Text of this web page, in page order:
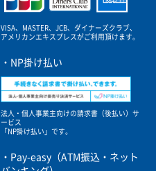
VISA、MASTER、JCB、ダイナーズクラブ、
アメリカンエキスプレスがご利用頂けます。
・NP掛け払い
法人・個人事業主向けの請求書（後払い）サ
ービス
「NP掛け払い」です。
・Pay-easy（ATM振込・ネット